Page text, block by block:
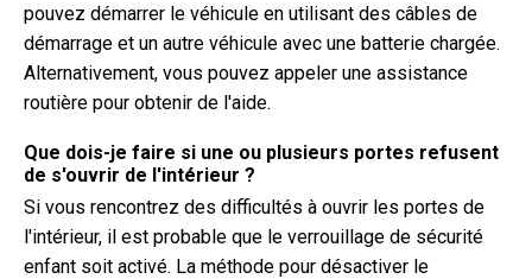
pouvez démarrer le véhicule en utilisant des câbles de
démarrage et un autre véhicule avec une batterie chargée.
Alternativement, vous pouvez appeler une assistance
routière pour obtenir de l'aide.
Que dois-je faire si une ou plusieurs portes refusent
de s'ouvrir de l'intérieur ?
Si vous rencontrez des difficultés à ouvrir les portes de
l'intérieur, il est probable que le verrouillage de sécurité
enfant soit activé. La méthode pour désactiver le